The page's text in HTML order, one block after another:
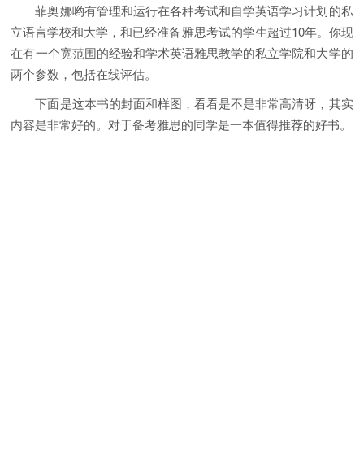
菲奥娜哟有管理和运行在各种考试和自学英语学习计划的私
立语言学校和大学，和已经准备雅思考试的学生超过10年。你现
在有一个宽范围的经验和学术英语雅思教学的私立学院和大学的
两个参数，包括在线评估。
下面是这本书的封面和样图，看看是不是非常高清呀，其实
内容是非常好的。对于备考雅思的同学是一本值得推荐的好书。